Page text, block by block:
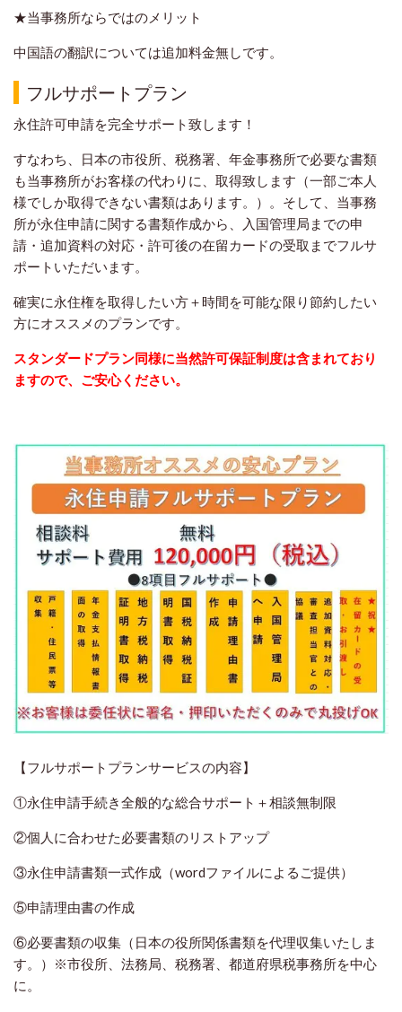
★当事務所ならではのメリット
中国語の翻訳については追加料金無しです。
フルサポートプラン
永住許可申請を完全サポート致します！
すなわち、日本の市役所、税務署、年金事務所で必要な書類
も当事務所がお客様の代わりに、取得致します（一部ご本人
様でしか取得できない書類はあります。）。そして、当事務
所が永住申請に関する書類作成から、入国管理局までの申
請・追加資料の対応・許可後の在留カードの受取までフルサ
ポートいただいます。
確実に永住権を取得したい方＋時間を可能な限り節約したい
方にオススメのプランです。
スタンダードプラン同様に当然許可保証制度は含まれており
ますので、ご安心ください。
【フルサポートプランサービスの内容】
①永住申請手続き全般的な総合サポート＋相談無制限
②個人に合わせた必要書類のリストアップ
③永住申請書類一式作成（wordファイルによるご提供）
⑤申請理由書の作成
⑥必要書類の収集（日本の役所関係書類を代理収集いたしま
す。）※市役所、法務局、税務署、都道府県税事務所を中心
に。